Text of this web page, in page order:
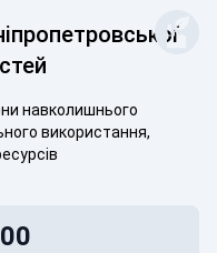
навколишнього
використання,